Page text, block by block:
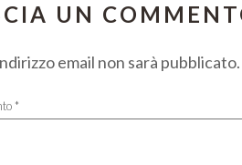
UN
email non sarà pubblicato.
*